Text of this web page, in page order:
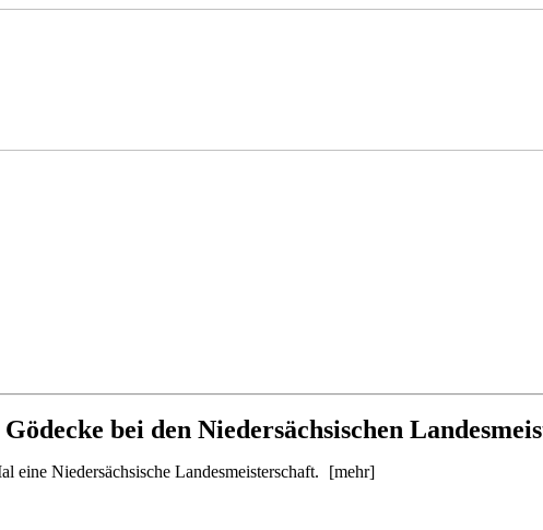
bei den Niedersächsischen
eine Niedersächsische Landesmeisterschaft. [mehr]